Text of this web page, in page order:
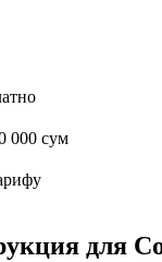
000 сум
для